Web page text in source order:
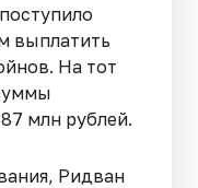
выплатить
На тот
млн рублей.
Ридван